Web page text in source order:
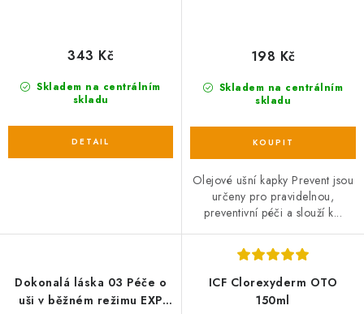
Skladem na centrálním
skladu
343 Kč
Skladem na centrálním
skladu
198 Kč
Olejové ušní kapky Prevent jsou
určeny pro pravidelnou,
preventivní péči a slouží k...
Dokonalá láska 03 Péče o
uši v běžném režimu EXP
ICF Clorexyderm OTO
150ml